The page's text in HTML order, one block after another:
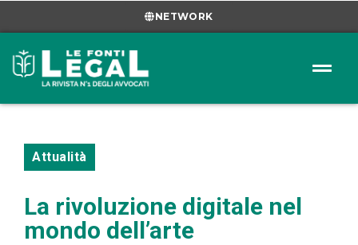
NETWORK
Attualità
La rivoluzione digitale nel
mondo dell’arte